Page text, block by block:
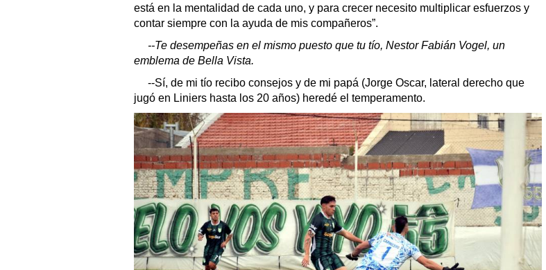
está en la mentalidad de cada uno, y para crecer necesito multiplicar esfuerzos y
contar siempre con la ayuda de mis compañeros”.
--Te desempeñas en el mismo puesto que tu tío, Nestor Fabián Vogel, un
emblema de Bella Vista.
--Sí, de mi tío recibo consejos y de mi papá (Jorge Oscar, lateral derecho que
jugó en Liniers hasta los 20 años) heredé el temperamento.